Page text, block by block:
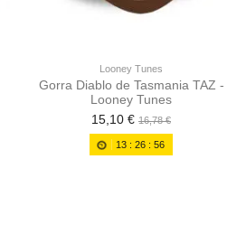
Looney Tunes
Gorra Diablo de Tasmania TAZ -
Looney Tunes
15,10 € 16,78 €
13 :26 :56